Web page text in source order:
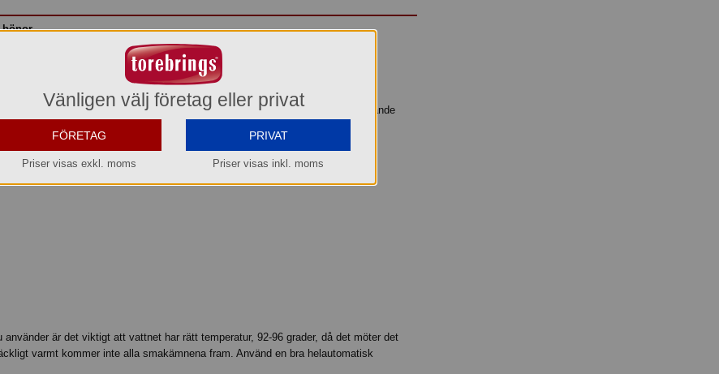
bönor
högvuxet tvättat kaffe från de soliga bergssluttningarna i Centralamerika.
från Brasilien och kaffe från Östafrika tillför fyllighet. Det ger ett uppfriskande
om nougat och honung där sötma och syra kompletterar varandra.
är det viktigt att vattnet har rätt temperatur, 92-96 grader, då det möter det
varmt kommer inte alla smakämnena fram. Använd en bra helautomatisk
Vänligen välj företag eller privat
FÖRETAG
Priser visas exkl. moms
PRIVAT
Priser visas inkl. moms